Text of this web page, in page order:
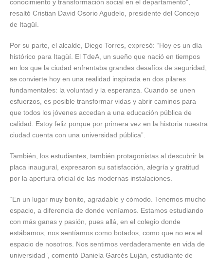
conocimiento y transformación social en el departamento”,
resaltó Cristian David Osorio Agudelo, presidente del Concejo
de Itagüí.
Por su parte, el alcalde, Diego Torres, expresó: “Hoy es un día
histórico para Itagüí. El TdeA, un sueño que nació en tiempos
en los que la ciudad enfrentaba grandes desafíos de seguridad,
se convierte hoy en una realidad inspirada en dos pilares
fundamentales: la voluntad y la esperanza. Cuando se unen
esfuerzos, es posible transformar vidas y abrir caminos para
que todos los jóvenes accedan a una educación pública de
calidad. Estoy feliz porque por primera vez en la historia nuestra
ciudad cuenta con una universidad pública”.
También, los estudiantes, también protagonistas al descubrir la
placa inaugural, expresaron su satisfacción, alegría y gratitud
por la apertura oficial de las modernas instalaciones.
“En un lugar muy bonito, agradable y cómodo. Tenemos mucho
espacio, a diferencia de donde veníamos. Estamos estudiando
con más ganas y pasión, pues allá, en el colegio donde
estábamos, nos sentíamos como botados, como que no era el
espacio de nosotros. Nos sentimos verdaderamente en vida de
universidad”, comentó Daniela Garcés Luján, estudiante de